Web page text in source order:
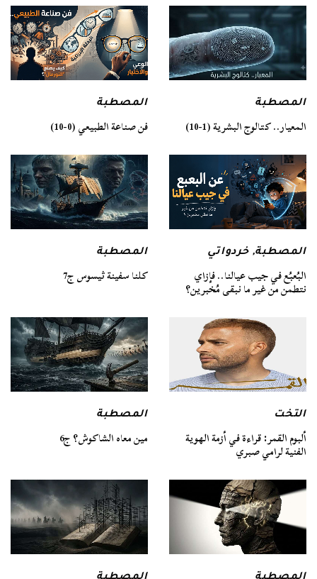
المصطبة
المعيار.. كتالوج البشرية (1-10)
المصطبة
فن صناعة الطبيعي (0-10)
المصطبة,خردواتي
البُعبُع في جيب عيالنا.. فإزاي
نتطمن من غير ما نبقى مُخبرين؟
المصطبة
كلنا سفينة ثيسوس ج7
التخت
ألبوم القمر: قراءة في أزمة الهوية
الفنية لرامي صبري
المصطبة
مين معاه الشاكوش؟ ج6